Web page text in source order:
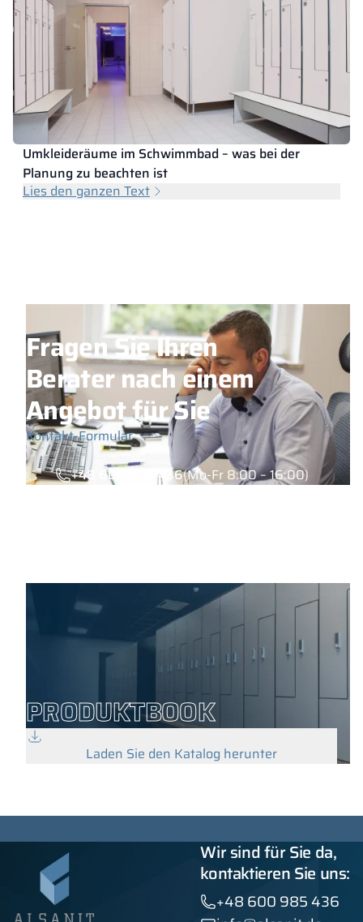
Umkleideräume im Schwimmbad – was bei der
Planung zu beachten ist
Lies den ganzen Text
Fragen Sie Ihren
Berater nach einem
Angebot für Sie
Kontakt-Formular
+48 600 985 436(Mo-Fr 8:00 – 16:00)
PRODUKTBOOK
Laden Sie den Katalog herunter
Wir sind für Sie da,
kontaktieren Sie uns:
+48 600 985 436